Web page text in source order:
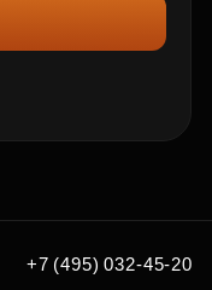
+7 (495) 032-45-20